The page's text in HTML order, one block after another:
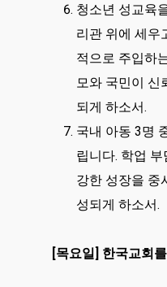
청소년 성교육
리관 위에 세우
적으로 주입하
모와 국민이 신
되게 하소서.
국내 아동 3명
립니다. 학업
강한 성장을 중
성되게 하소서.
[목요일] 한국교회